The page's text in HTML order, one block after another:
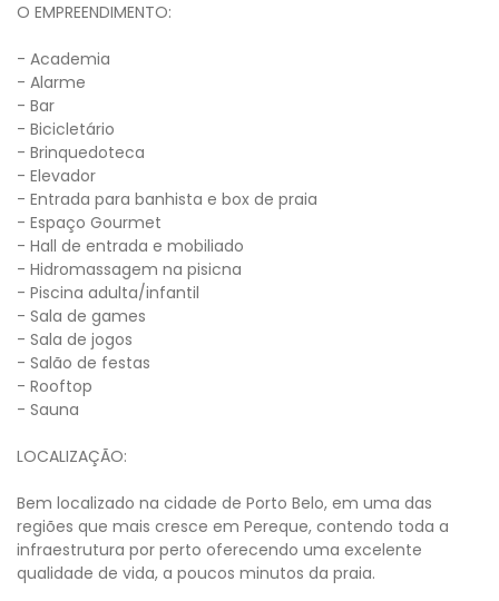
O EMPREENDIMENTO:
- Academia
- Alarme
- Bar
- Bicicletário
- Brinquedoteca
- Elevador
- Entrada para banhista e box de praia
- Espaço Gourmet
- Hall de entrada e mobiliado
- Hidromassagem na pisicna
- Piscina adulta/infantil
- Sala de games
- Sala de jogos
- Salão de festas
- Rooftop
- Sauna
LOCALIZAÇÃO:
Bem localizado na cidade de Porto Belo, em uma das
regiões que mais cresce em Pereque, contendo toda a
infraestrutura por perto oferecendo uma excelente
qualidade de vida, a poucos minutos da praia.